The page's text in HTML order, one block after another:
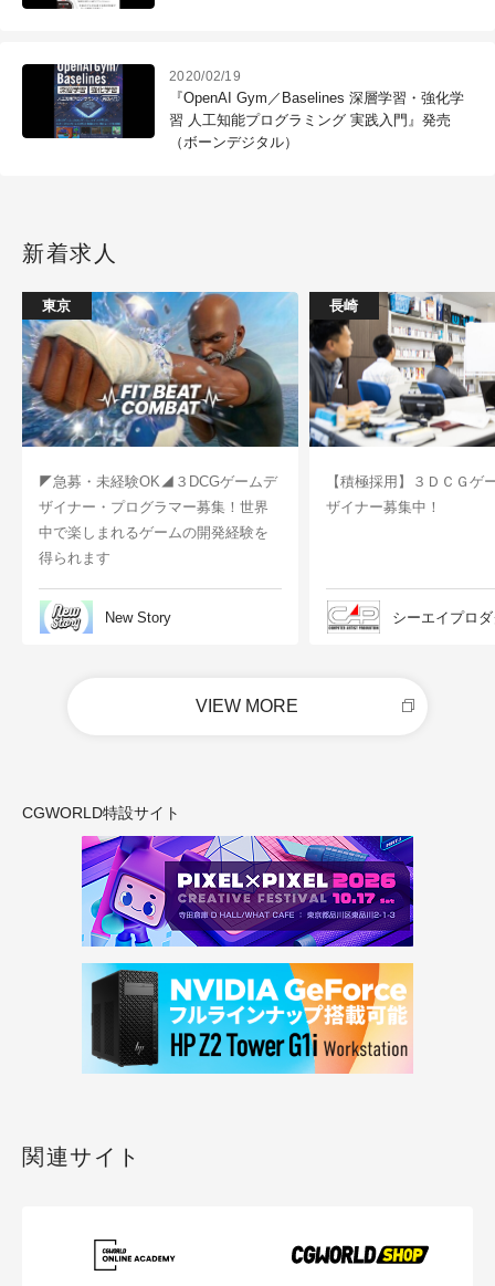
2020/02/19
『OpenAI Gym／Baselines 深層学習・強化学
習 人工知能プログラミング 実践入門』発売
（ボーンデジタル）
新着求人
東京
◤急募・未経験OK◢３DCGゲームデ
ザイナー・プログラマー募集！世界
中で楽しまれるゲームの開発経験を
得られます
New Story
長崎
【積極採用】３ＤＣＧゲ
ザイナー募集中！
シーエイプロ
VIEW MORE
CGWORLD特設サイト
関連サイト